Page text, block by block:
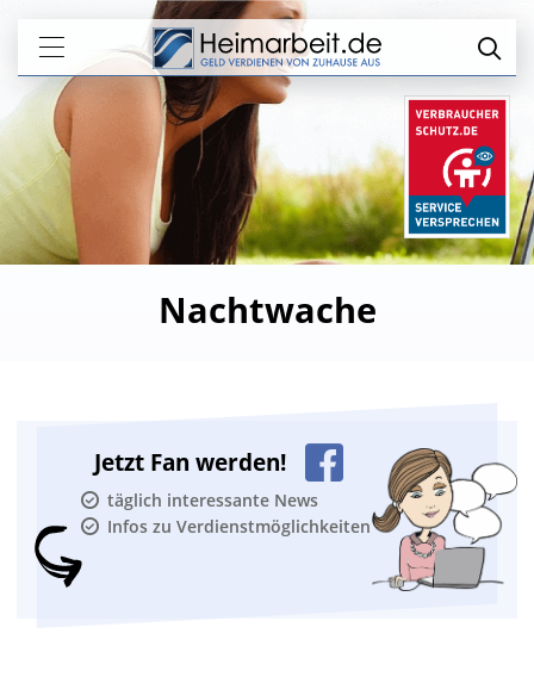
Nachtwache
Jetzt Fan werden!
täglich interessante News
Infos zu Verdienstmöglichkeiten